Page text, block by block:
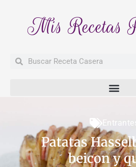
Mis Recetas
BuscarBuscar
Patatas
beicon y